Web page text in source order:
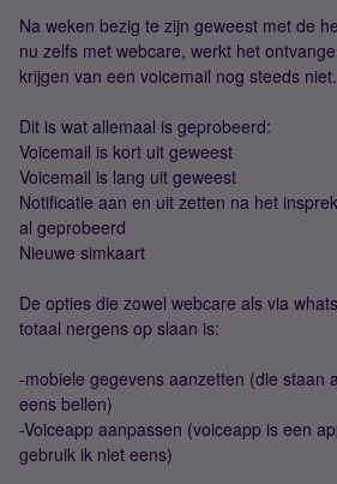
Na weken bezig te zijn geweest met de
nu zelfs met webcare, werkt het
krijgen van een voicemail nog steeds niet.
Dit is wat allemaal is geprobeerd:
Voicemail is kort uit geweest
Voicemail is lang uit geweest
Notificatie aan en uit zetten na het
al geprobeerd
Nieuwe simkaart
De opties die zowel webcare als via
totaal nergens op slaan is:
-mobiele gegevens aanzetten (die staan
eens bellen)
-Voiceapp aanpassen (voiceapp is een
gebruik ik niet eens)